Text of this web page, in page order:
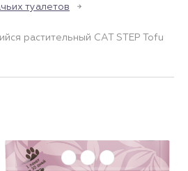
туалетов
растительный CAT STEP Tofu